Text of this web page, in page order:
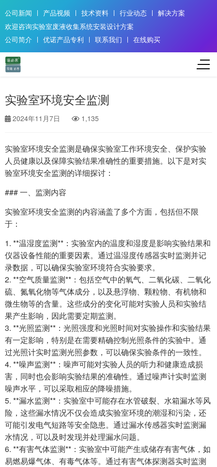
公司新闻 产品视频 技术资料 行业动态
解决方案
欢迎咨询实验室废液收集系统安装设计方案
公司简介
优诺产品专利 联系我们 在线购买
实验室环境安全监测
2024年11月7日 1,135
实验室环境安全监测是确保实验室工作环境安全、保护实验
人员健康以及保障实验结果准确性的重要措施。以下是对实
验室环境安全监测的详细探讨：
### 一、监测内容
实验室环境安全监测的内容涵盖了多个方面，包括但不限
于：
1. **温湿度监测**：实验室内的温度和湿度是影响实验结果和
仪器设备性能的重要因素。通过温湿度传感器实时监测并记
录数据，可以确保实验室环境符合实验要求。
2. **空气质量监测**：包括空气中的氧气、二氧化碳、二氧化
硫、氮氧化物等气体成分，以及悬浮物、颗粒物、有机物和
微生物等的含量。这些成分的变化可能对实验人员和实验结
果产生影响，因此需要定期监测。
3. **光照监测**：光照强度和光照时间对实验操作和实验结果
有一定影响，特别是在需要精确控制光照条件的实验中。通
过光照计实时监测光照参数，可以确保实验条件的一致性。
4. **噪声监测**：噪声可能对实验人员的听力和健康造成损
害，同时也会影响实验结果的准确性。通过噪声计实时监测
噪声水平，可以采取相应的降噪措施。
5. **漏水监测**：实验室中可能存在水管破裂、水箱漏水等风
险，这些漏水情况不仅会造成实验室环境的潮湿和污染，还
可能引发电气短路等安全隐患。通过漏水传感器实时监测漏
水情况，可以及时发现并处理漏水问题。
6. **有害气体监测**：实验室中可能产生或储存有害气体，如
易燃易爆气体、有毒气体等。通过有害气体探测器实时监测